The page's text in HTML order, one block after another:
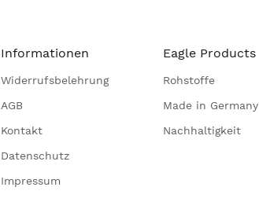
Informationen
Widerrufsbelehrung
AGB
Kontakt
Datenschutz
Impressum
Eagle Products
Rohstoffe
Made in Germany
Nachhaltigkeit